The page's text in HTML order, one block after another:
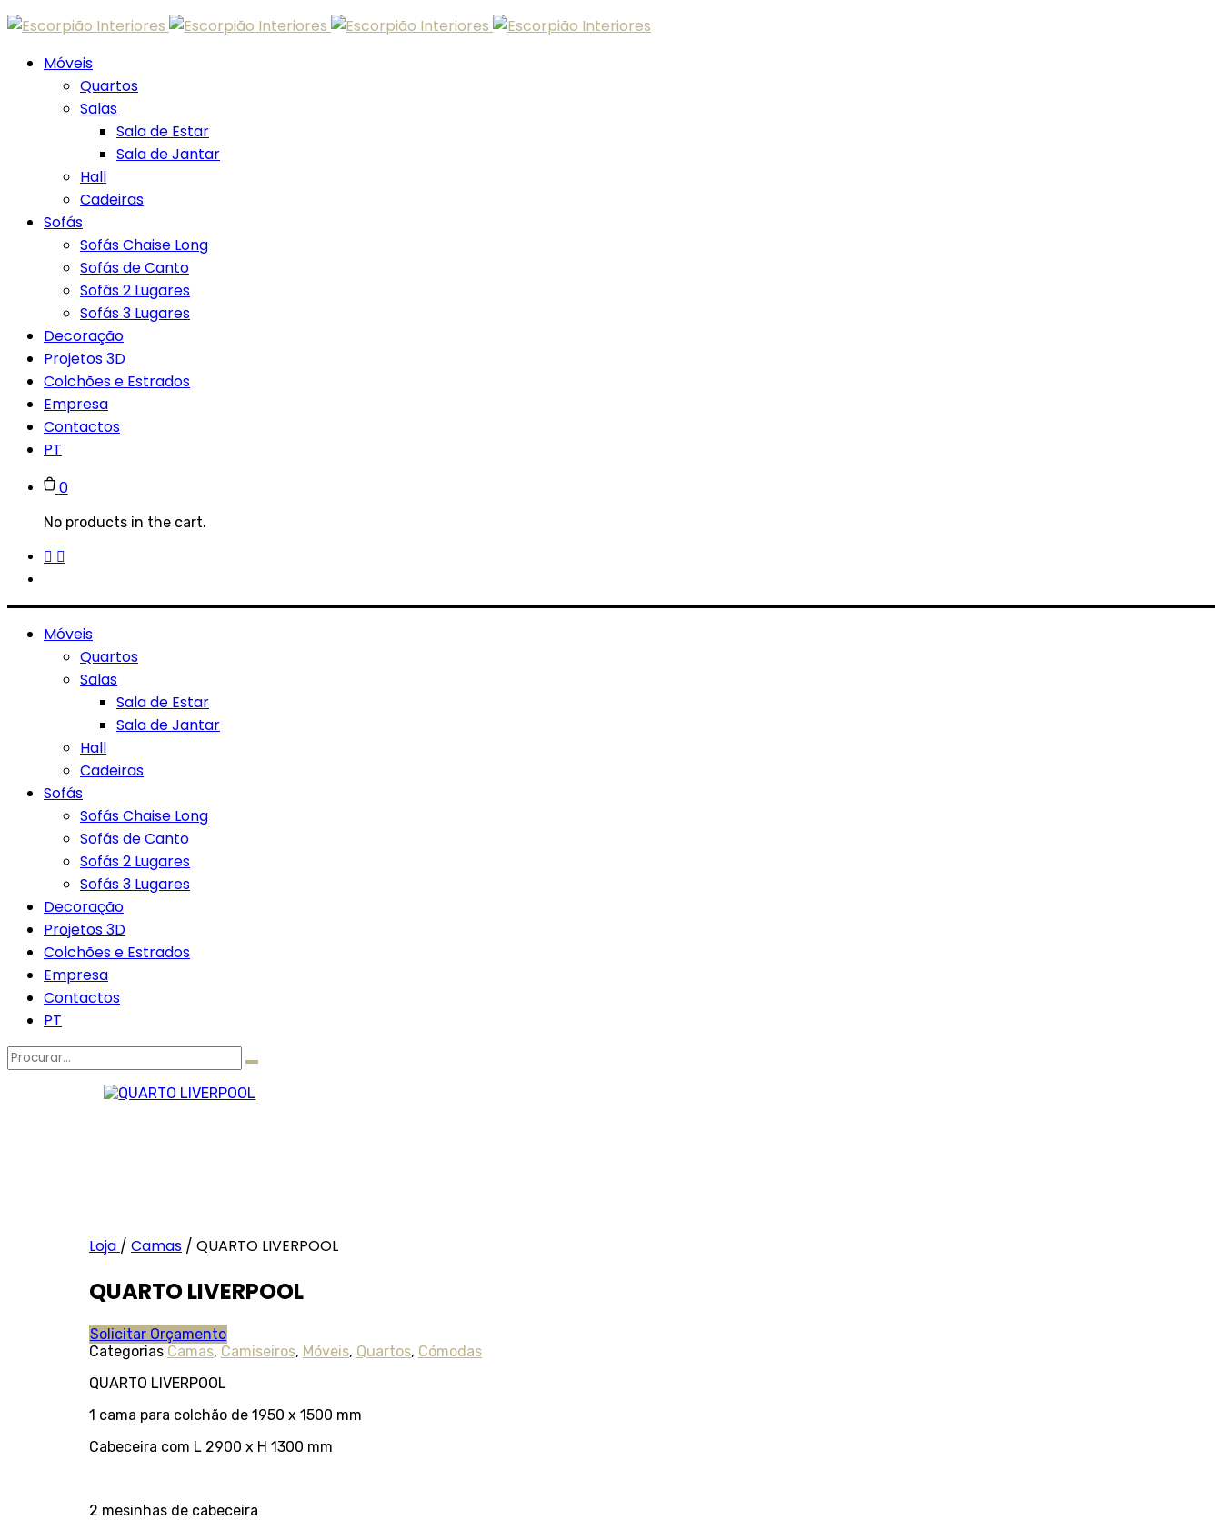
Skip
contentMóveis
Quartos
Salas
Sala de Estar
Sala de Jantar
Hall
Cadeiras
Sofás
Sofás Chaise Long
Sofás de Canto
Sofás 2 Lugares
Sofás 3 Lugares
Decoração
Projetos 3D
Colchões e Estrados
Empresa
Contactos
PT
0
No products in the cart.
Móveis
Quartos
Salas
Sala de Estar
Sala de Jantar
Hall
Cadeiras
Sofás
Sofás Chaise Long
Sofás de Canto
Sofás 2 Lugares
Sofás 3 Lugares
Decoração
Projetos 3D
Colchões e Estrados
Empresa
Contactos
PT
Procurar
por:
Loja / Camas / QUARTO LIVERPOOL
QUARTO LIVERPOOL
Solicitar Orçamento
Categorias Camas, Camiseiros, Móveis, Quartos, Cómodas
QUARTO LIVERPOOL
1 cama para colchão de 1950 x 1500 mm
Cabeceira com L 2900 x H 1300 mm
2 mesinhas de cabeceira